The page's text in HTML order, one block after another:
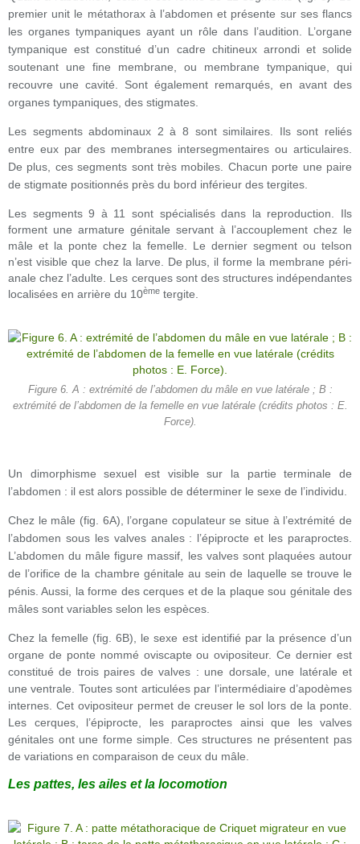
premier unit le métathorax à l’abdomen et présente sur ses flancs
les organes tympaniques ayant un rôle dans l’audition. L’organe
tympanique est constitué d’un cadre chitineux arrondi et solide
soutenant une fine membrane, ou membrane tympanique, qui
recouvre une cavité. Sont également remarqués, en avant des
organes tympaniques, des stigmates.
Les segments abdominaux 2 à 8 sont similaires. Ils sont reliés
entre eux par des membranes intersegmentaires ou articulaires.
De plus, ces segments sont très mobiles. Chacun porte une paire
de stigmate positionnés près du bord inférieur des tergites.
Les segments 9 à 11 sont spécialisés dans la reproduction. Ils
forment une armature génitale servant à l’accouplement chez le
mâle et la ponte chez la femelle. Le dernier segment ou telson
n’est visible que chez la larve. De plus, il forme la membrane péri-
anale chez l’adulte. Les cerques sont des structures indépendantes
localisées en arrière du 10ème tergite.
Figure 6. A : extrémité de l’abdomen du mâle en vue latérale ; B :
extrémité de l’abdomen de la femelle en vue latérale (crédits photos : E.
Force).
Un dimorphisme sexuel est visible sur la partie terminale de
l’abdomen : il est alors possible de déterminer le sexe de l’individu.
Chez le mâle (fig. 6A), l’organe copulateur se situe à l’extrémité de
l’abdomen sous les valves anales : l’épiprocte et les paraproctes.
L’abdomen du mâle figure massif, les valves sont plaquées autour
de l’orifice de la chambre génitale au sein de laquelle se trouve le
pénis. Aussi, la forme des cerques et de la plaque sou génitale des
mâles sont variables selon les espèces.
Chez la femelle (fig. 6B), le sexe est identifié par la présence d’un
organe de ponte nommé oviscapte ou ovipositeur. Ce dernier est
constitué de trois paires de valves : une dorsale, une latérale et
une ventrale. Toutes sont articulées par l’intermédiaire d’apodèmes
internes. Cet ovipositeur permet de creuser le sol lors de la ponte.
Les cerques, l’épiprocte, les paraproctes ainsi que les valves
génitales ont une forme simple. Ces structures ne présentent pas
de variations en comparaison de ceux du mâle.
Les pattes, les ailes et la locomotion